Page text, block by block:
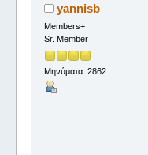
yannisb
Members+
Sr. Member
Μηνύματα: 2862